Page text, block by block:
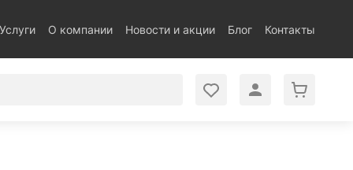
Услуги О компании Новости и акции Блог Контакты